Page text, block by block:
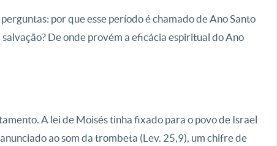
por que esse período é chamado de Ano Santo
De onde provém a eficácia espiritual do Ano
A lei de Moisés tinha fixado para o povo de Israel
ao som da trombeta (Lev. 25,9), um chifre de